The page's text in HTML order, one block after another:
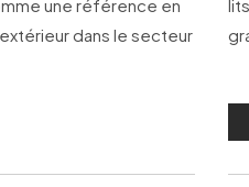
une référence en
dans le secteur